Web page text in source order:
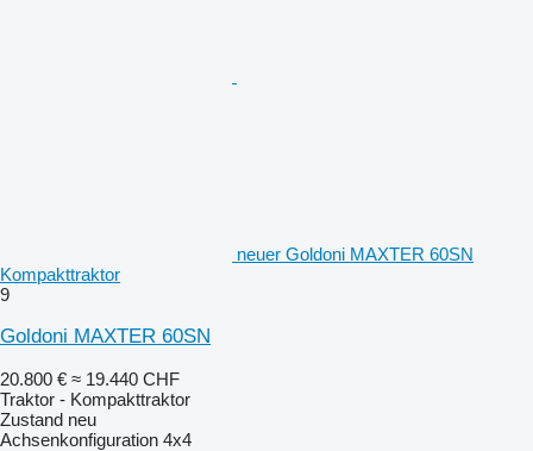
neuer Goldoni MAXTER 60SN
Kompakttraktor
9
Goldoni MAXTER 60SN
20.800 € ≈ 19.440 CHF
Traktor - Kompakttraktor
Zustand neu
Achsenkonfiguration 4x4